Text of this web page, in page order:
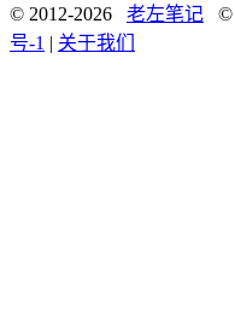
© 2012-2026 老左笔记 ©
号-1 | 关于我们